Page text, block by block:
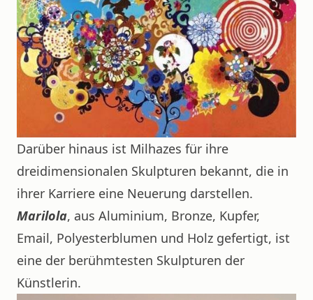
Darüber hinaus ist Milhazes für ihre
dreidimensionalen Skulpturen bekannt, die in
ihrer Karriere eine Neuerung darstellen.
Marilola, aus Aluminium, Bronze, Kupfer,
Email, Polyesterblumen und Holz gefertigt, ist
eine der berühmtesten Skulpturen der
Künstlerin.